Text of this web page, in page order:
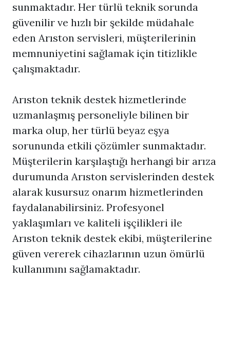
sunmaktadır. Her türlü teknik sorunda
güvenilir ve hızlı bir şekilde müdahale
eden Arıston servisleri, müşterilerinin
memnuniyetini sağlamak için titizlikle
çalışmaktadır.
Arıston teknik destek hizmetlerinde
uzmanlaşmış personeliyle bilinen bir
marka olup, her türlü beyaz eşya
sorununda etkili çözümler sunmaktadır.
Müşterilerin karşılaştığı herhangi bir arıza
durumunda Arıston servislerinden destek
alarak kusursuz onarım hizmetlerinden
faydalanabilirsiniz. Profesyonel
yaklaşımları ve kaliteli işçilikleri ile
Arıston teknik destek ekibi, müşterilerine
güven vererek cihazlarının uzun ömürlü
kullanımını sağlamaktadır.